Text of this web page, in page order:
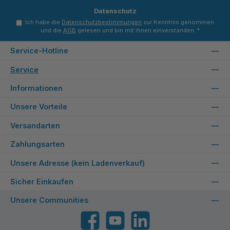
Datenschutz
Ich habe die Datenschutzbestimmungen zur Kenntnis genommen
und die AGB gelesen und bin mit ihnen einverstanden. *
Service-Hotline
Service
Informationen
Unsere Vorteile
Versandarten
Zahlungsarten
Unsere Adresse (kein Ladenverkauf)
Sicher Einkaufen
Unsere Communities
FacebookYouTube